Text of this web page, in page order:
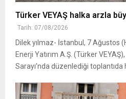
Türker VEYAŞ halka arzla
Tarih: 07/08/2026
Dilek yılmaz- İstanbul, 7 Ağustos
Enerji Yatırım A.Ş. (Türker
Sarayı’nda düzenlediği toplantıda